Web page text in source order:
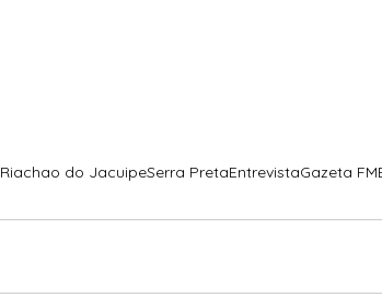
Riachao do JacuipeSerra PretaEntrevistaGazeta FM